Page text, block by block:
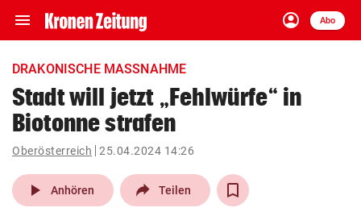
menu Navigation
ein-/ausklappen
account_circle
Anmelden
Abo
close Schließen
account_circle Anmelden
pin_drop
Wien arrow_right
DRAKONISCHE MASSNAHME
Stadt will jetzt „Fehlwürfe“ in
Biotonne strafen
Oberösterreich 25.04.2024 14:26
play_arrow Anhören Teilen